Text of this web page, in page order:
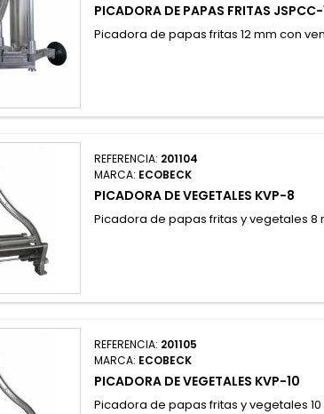
PICADORA DE PAPAS FRITAS JSPCC-
Picadora de papas fritas 12 mm con
REFERENCIA: 201104
MARCA: ECOBECK
PICADORA DE VEGETALES KVP-8
Picadora de papas fritas y vegetales 8
REFERENCIA: 201105
MARCA: ECOBECK
PICADORA DE VEGETALES KVP-10
Picadora de papas fritas y vegetales 10